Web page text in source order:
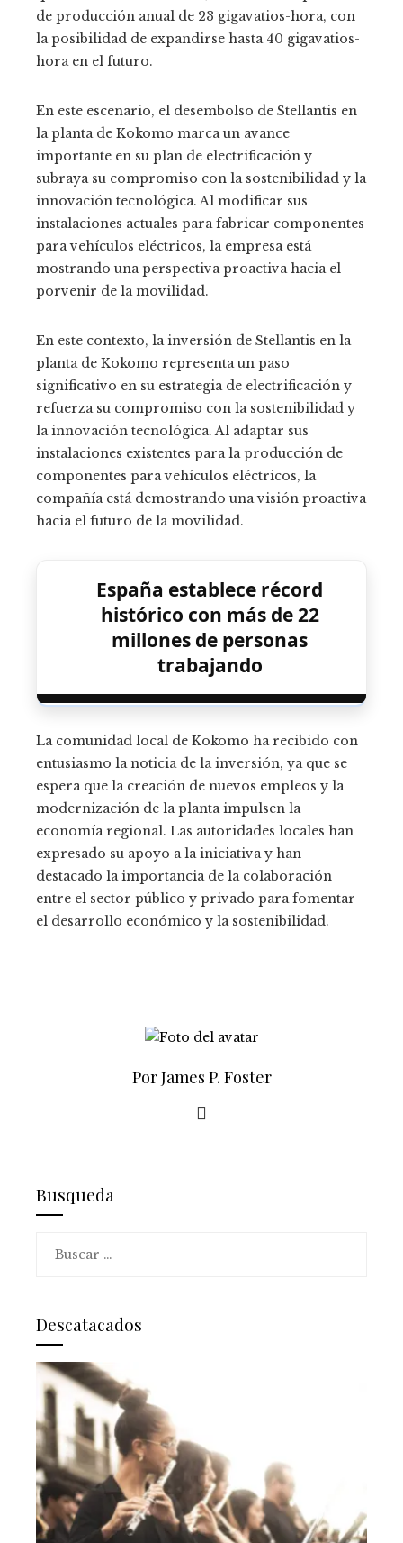
de producción anual de 23 gigavatios-hora, con
la posibilidad de expandirse hasta 40 gigavatios-
hora en el futuro.
En este escenario, el desembolso de Stellantis en
la planta de Kokomo marca un avance
importante en su plan de electrificación y
subraya su compromiso con la sostenibilidad y la
innovación tecnológica. Al modificar sus
instalaciones actuales para fabricar componentes
para vehículos eléctricos, la empresa está
mostrando una perspectiva proactiva hacia el
porvenir de la movilidad.
En este contexto, la inversión de Stellantis en la
planta de Kokomo representa un paso
significativo en su estrategia de electrificación y
refuerza su compromiso con la sostenibilidad y
la innovación tecnológica. Al adaptar sus
instalaciones existentes para la producción de
componentes para vehículos eléctricos, la
compañía está demostrando una visión proactiva
hacia el futuro de la movilidad.
España establece récord
histórico con más de 22
millones de personas
trabajando
La comunidad local de Kokomo ha recibido con
entusiasmo la noticia de la inversión, ya que se
espera que la creación de nuevos empleos y la
modernización de la planta impulsen la
economía regional. Las autoridades locales han
expresado su apoyo a la iniciativa y han
destacado la importancia de la colaboración
entre el sector público y privado para fomentar
el desarrollo económico y la sostenibilidad.
Por James P. Foster
Busqueda
Descatacados